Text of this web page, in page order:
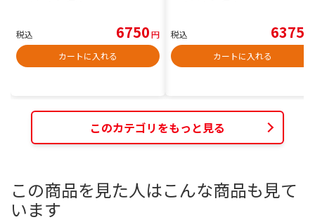
税込 6750円
カートに入れる
税込 6375
カートに入れる
このカテゴリをもっと見る
この商品を見た人はこんな商品も見て
います